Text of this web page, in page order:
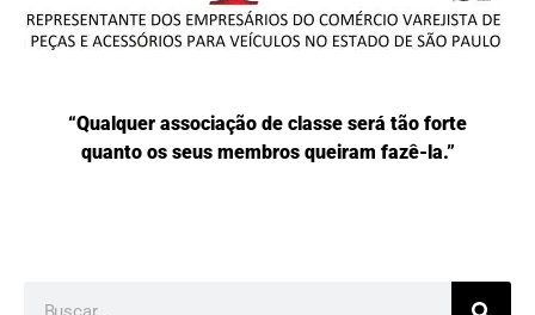
“Qualquer associação de classe será tão forte
quanto os seus membros queiram fazê-la.”